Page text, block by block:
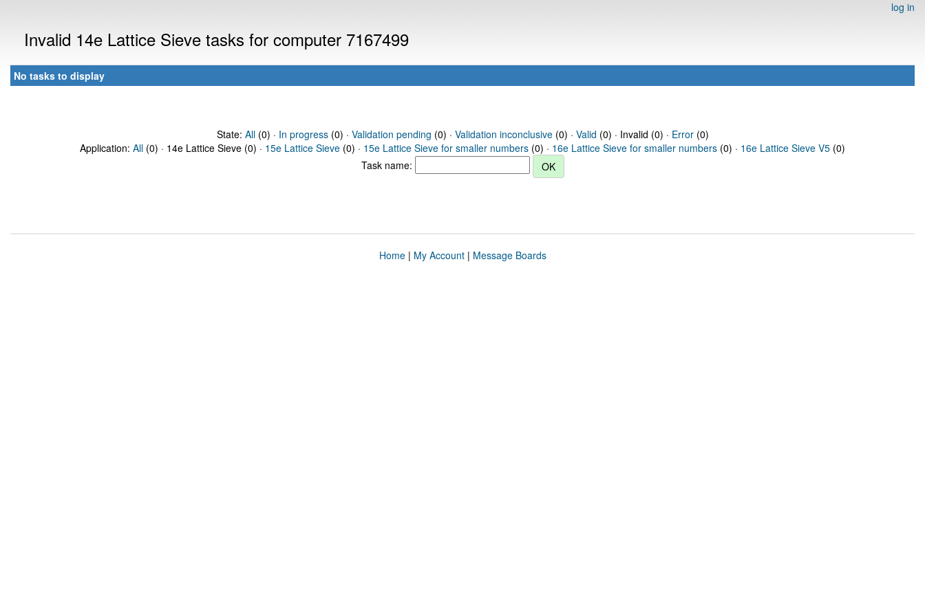
log in
Invalid 14e Lattice Sieve tasks for computer 7167499
No tasks to display
State: All(0) · In progress(0) · Validation pending (0) · Validation inconclusive(0) · Valid (0) · Invalid (0) · Error(0)
Application: All (0) · 14e Lattice Sieve (0) · 15e Lattice Sieve (0) · 15e Lattice Sieve for smaller numbers (0) · 16e Lattice Sieve for smaller numbers (0) · 16e Lattice Sieve V5 (0)
Task name:
Home| My Account| Message Boards